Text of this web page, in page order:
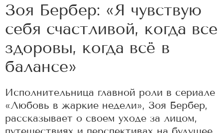
Зоя Бербер: «Я чувствую
себя счастливой, когда все
здоровы, когда всё в
балансе»
Исполнительница главной роли в сериале
«Любовь в жаркие недели», Зоя Бербер,
рассказывает о своем уходе за лицом,